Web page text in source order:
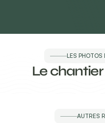
LES PHOTOS
Le
AUTRES